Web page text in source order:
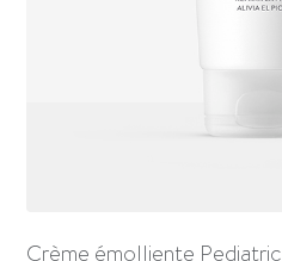
Crème émolliente Pediatric